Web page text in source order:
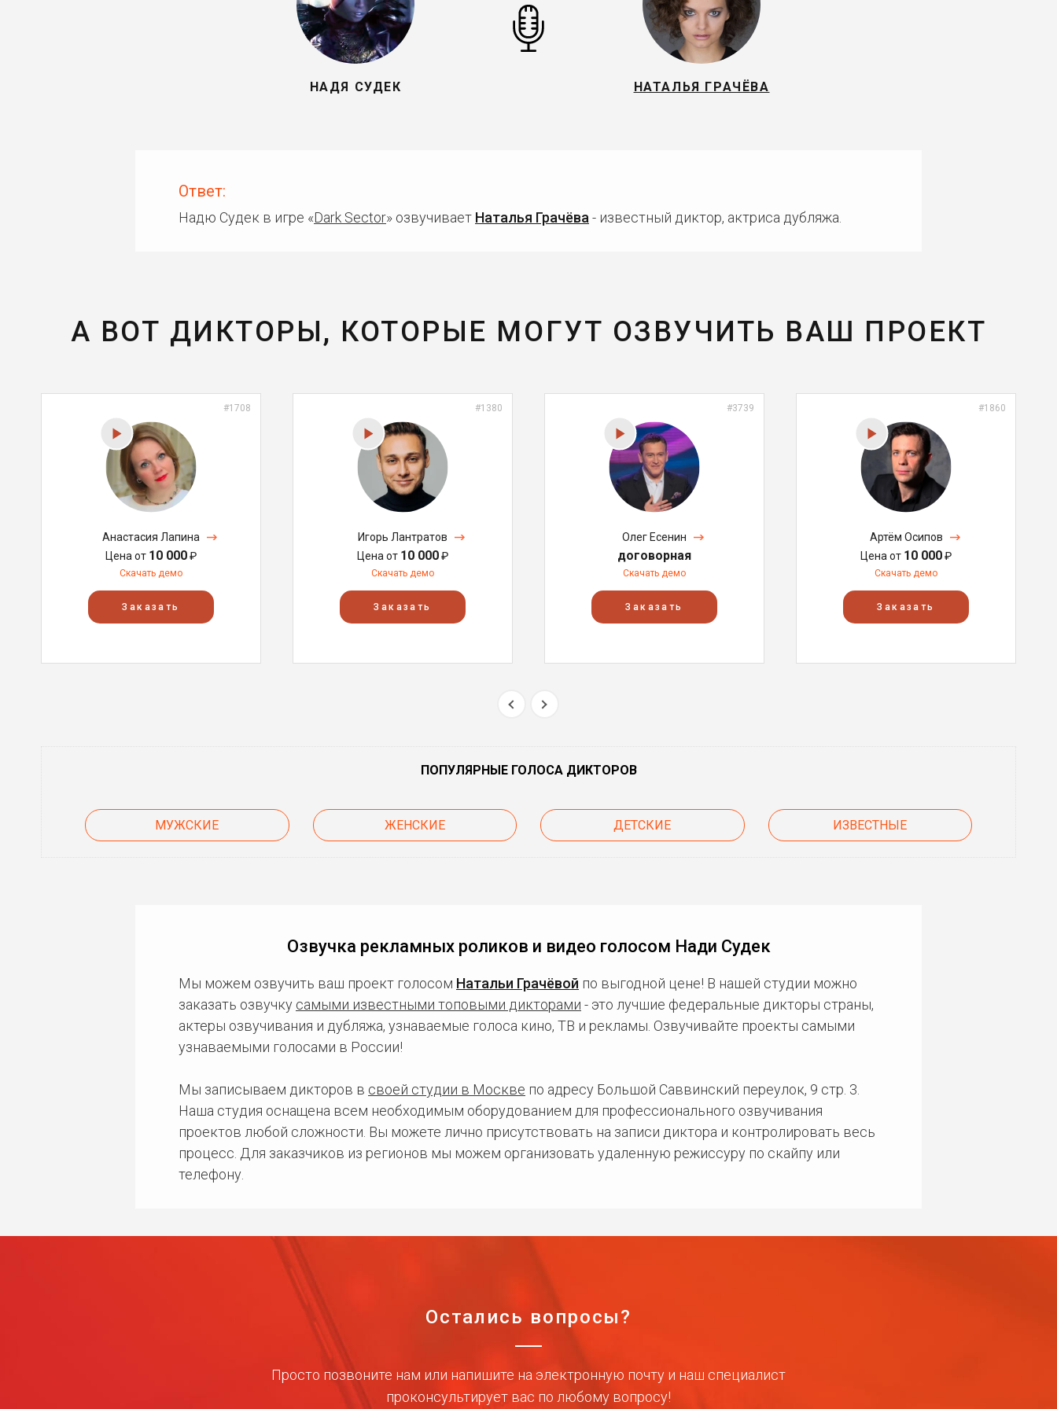
НАДЯ СУДЕК НАТАЛЬЯ ГРАЧЁВА
Ответ:
Надю Судек в игре «Dark Sector» озвучивает Наталья Грачёва - известный диктор, актриса дубляжа.
А ВОТ ДИКТОРЫ, КОТОРЫЕ МОГУТ ОЗВУЧИТЬ ВАШ ПРОЕКТ
#1708
Анастасия Лапина
Цена от 10 000₽
Скачать демо
Заказать
#1380
Игорь Лантратов
Цена от 10 000₽
Скачать демо
Заказать
#3739
Олег Есенин
договорная
Скачать демо
Заказать
#1860
Артём Осипов
Цена от 10 000₽
Скачать демо
Заказать
ПОПУЛЯРНЫЕ ГОЛОСА ДИКТОРОВ
МУЖСКИЕ ЖЕНСКИЕ ДЕТСКИЕ ИЗВЕСТНЫЕ
Озвучка рекламных роликов и видео голосом Нади Судек
Мы можем озвучить ваш проект голосом Натальи Грачёвой по выгодной цене! В нашей студии можно
заказать озвучку самыми известными топовыми дикторами - это лучшие федеральные дикторы страны,
актеры озвучивания и дубляжа, узнаваемые голоса кино, ТВ и рекламы. Озвучивайте проекты самыми
узнаваемыми голосами в России!
Мы записываем дикторов в своей студии в Москве по адресу Большой Саввинский переулок, 9 стр. 3.
Наша студия оснащена всем необходимым оборудованием для профессионального озвучивания
проектов любой сложности. Вы можете лично присутствовать на записи диктора и контролировать весь
процесс. Для заказчиков из регионов мы можем организовать удаленную режиссуру по скайпу или
телефону.
Остались вопросы?
Просто позвоните нам или напишите на электронную почту и наш специалист
проконсультирует вас по любому вопросу!